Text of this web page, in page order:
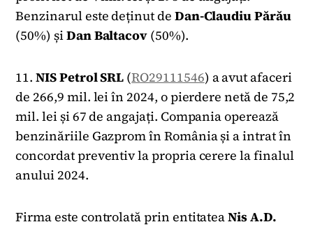
Benzinarul este deținut de Dan-Claudiu Părău
(50%) șiDan Baltacov (50%).
11.NIS Petrol SRL (RO29111546) a avut afaceri
de 266,9 mil. lei în 2024, o pierdere netă de 75,2
mil. lei și 67 de angajați. Compania operează
benzinăriile Gazprom în România și a intrat în
concordat preventiv la propria cerere la finalul
anului 2024.
Firma este controlată prin entitateaNis A.D.